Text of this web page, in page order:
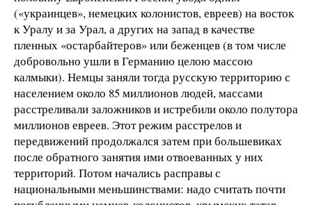
(«украинцев», немецких колонистов, евреев) на восток
к Уралу и за Урал, а других на запад в качестве
пленных «остарбайтеров» или беженцев (в том числе
добровольно ушли в Германию целою массою
калмыки). Немцы заняли тогда русскую территорию с
населением около 85 миллионов людей, массами
расстреливали заложников и истребили около полутора
миллионов евреев. Этот режим расстрелов и
передвижений продолжался затем при большевиках
после обратного занятия ими отвоеванных у них
территорий. Потом начались расправы с
национальными меньшинствами: надо считать почти